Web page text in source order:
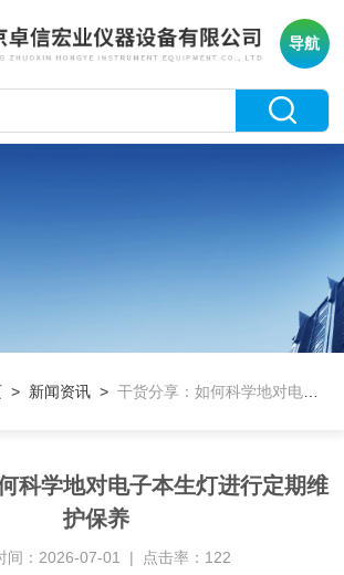
导航
> 新闻资讯 >干货分享：如何科学地对电子本生灯进行定期维护保养
科学地对电子本生灯进行定期维
护保养
间：2026-07-01 | 点击率：122